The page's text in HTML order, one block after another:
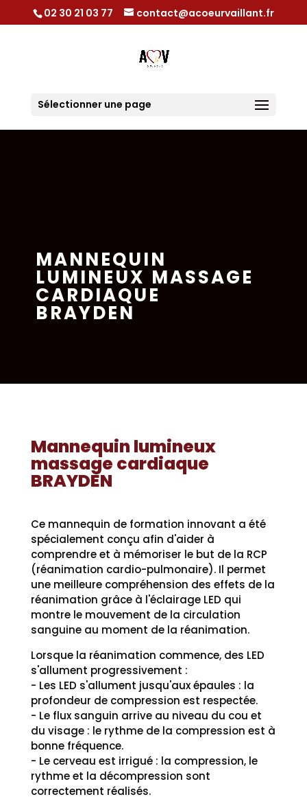
02 30 21 03 77 contact@acoeurvaillant.fr
Sélectionner une page
MANNEQUIN
LUMINEUX MASSAGE
CARDIAQUE
BRAYDEN
Mannequin lumineux
massage cardiaque
BRAYDEN
Ce mannequin de formation innovant a été
spécialement conçu afin d'aider à
comprendre et à mémoriser le but de la RCP
(réanimation cardio-pulmonaire). Il permet
une meilleure compréhension des effets de la
réanimation grâce à l'éclairage LED qui
montre le mouvement de la circulation
sanguine au moment de la réanimation.
Lorsque la réanimation commence, des LED
s'allument progressivement :
- Les LED s'allument jusqu'aux épaules : la
profondeur de compression est respectée.
- Le flux sanguin arrive au niveau du cou et
du visage : le rythme de la compression est à
bonne fréquence.
- Le cerveau est irrigué : la compression, le
rythme et la décompression sont
correctement réalisés.